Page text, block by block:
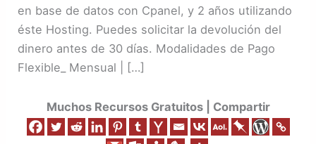
en base de datos con Cpanel, y 2 años utilizando
éste Hosting. Puedes solicitar la devolución del
dinero antes de 30 días. Modalidades de Pago
Flexible_ Mensual | […]
Muchos Recursos Gratuitos | Compartir